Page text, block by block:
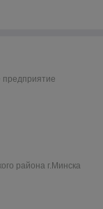
предприятие
района г.Минска